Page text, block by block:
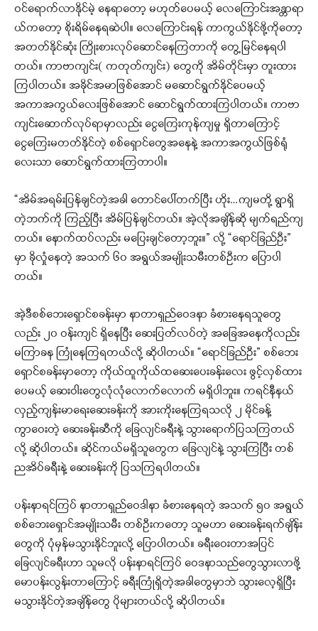
ဝင်ရောက်လာနိုင်မဲ့ နေရာတော့ မဟုတ်ပေမယ့် လေကြောင်းအန္တာရာ
ယ်ကတော့ စိုးရိမ်နေရဆဲပါ။ လေကြောင်းရန် ကာကွယ်နိုင်ဖို့ကိုတော့
အတတ်နိုင်ဆုံး ကြိုးစားလုပ်ဆောင်နေကြတာကို တွေ့မြင်နေရပါ
တယ်။ ကာဗာကျင်း( ကတုတ်ကျင်း) တွေကို အိမ်တိုင်းမှာ တူးထား
ကြပါတယ်။ အခိုင်အမာဖြစ်အောင် မဆောင်ရွက်နိုင်ပေမယ့်
အကာအကွယ်လေးဖြစ်အောင် ဆောင်ရွက်ထားကြပါတယ်။ ကာဗာ
ကျင်းဆောက်လုပ်ရာမှာလည်း ငွေကြေးကုန်ကျမှု ရှိတာကြောင့်
ငွေကြေးမတတ်နိုင်တဲ့ စစ်ရှောင်တွေအနေနဲ့ အကာအကွယ်ဖြစ်ရုံ
လေးသာ ဆောင်ရွက်ထားကြတာပါ။
“အိမ်အရမ်းပြန်ချင်တဲ့အခါ တောင်ပေါ်တက်ပြီး ဟိုး…ကျမတို့ ရွာရှိ
တဲ့ဘက်ကို ကြည့်ပြီး အိမ်ပြန်ချင်တယ်။ အဲ့လိုအချိန်ဆို မျက်ရည်ကျ
တယ်။ နောက်ထပ်လည်း မပြေးချင်တော့ဘူး။” လို့ “ရောင်ခြည်ဦး”
မှာ ခိုလှုံနေတဲ့ အသက် ၆၀ အရွယ်အမျိုးသမီးတစ်ဦးက ပြောပါ
တယ်။
အဲ့ဒီစစ်ဘေးရှောင်စခန်းမှာ နာတာရှည်ဝေဒနာ ခံစားနေရသူတွေ
လည်း ၂၀ ဝန်းကျင် ရှိနေပြီး ဆေးပြတ်လပ်တဲ့ အခြေအနေကိုလည်း
မကြာခန ကြုံနေကြရတယ်လို့ ဆိုပါတယ်။ “ရောင်ခြည်ဦး” စစ်ဘေး
ရှောင်စခန်းမှာတော့ ကိုယ်ထူကိုယ်ထဆေးပေးခန်းလေး ဖွင့်လှစ်ထား
ပေမယ့် ဆေးဝါးတွေလုံလုံလောက်လောက် မရှိပါဘူး။ ကရင်နီနယ်
လှည့်ကျန်းမာရေးဆေးခန်းကို အားကိုးနေကြရသလို ၂ မိုင်ခန့်
ကွာဝေးတဲ့ ဆေးခန်းဆီကို ခြေလျင်ခရီးနဲ့ သွားရောက်ပြသကြတယ်
လို့ ဆိုပါတယ်။ ဆိုင်ကယ်မရှိသူတွေက ခြေလျင်နဲ့ သွားကြပြီး တစ်
ညအိပ်ခရီးနဲ့ ဆေးခန်းကို ပြသကြရပါတယ်။
ပန်းနာရင်ကြပ် နာတာရှည်ဝေဒါနာ ခံစားနေရတဲ့ အသက် ၅၀ အရွယ်
စစ်ဘေးရှောင်အမျိုးသမီး တစ်ဦးကတော့ သူမဟာ ဆေးခန်းရက်ချိန်း
တွေကို ပုံမှန်မသွားနိုင်ဘူးလို့ ပြောပါတယ်။ ခရီးဝေးတာအပြင်
ခြေလျင်ခရီးဟာ သူမလို ပန်းနာရင်ကြပ် ဝေဒနာသည်တွေသွားလာဖို့
မောပန်းလွန်းတာကြောင့် ခရီးကြုံရှိတဲ့အခါတွေမှာဘဲ သွားလေ့ရှိပြီး
မသွားနိုင်တဲ့အချိန်တွေ ပိုများတယ်လို့ ဆိုပါတယ်။